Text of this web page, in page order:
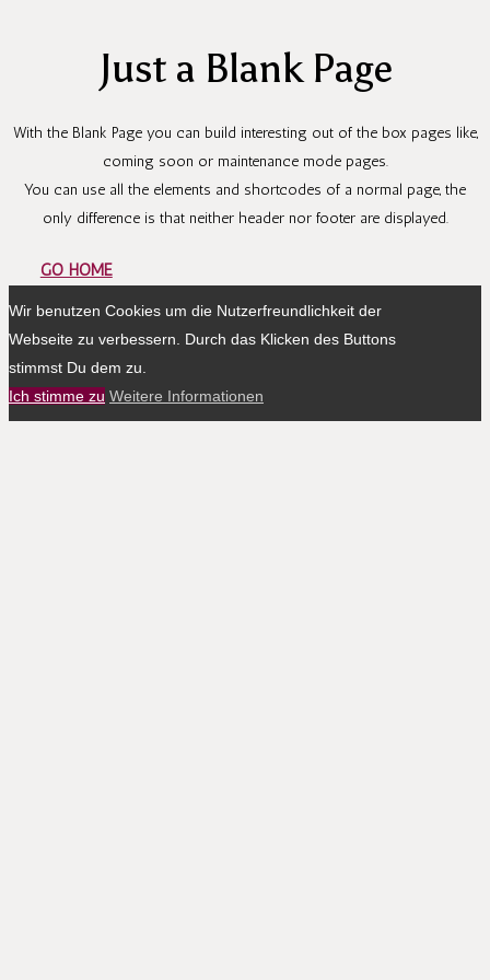
Just a Blank Page
With the Blank Page you can build interesting out of the box pages like,
coming soon or maintenance mode pages.
You can use all the elements and shortcodes of a normal page, the
only difference is that neither header nor footer are displayed.
GO HOME
Wir benutzen Cookies um die Nutzerfreundlichkeit der
Webseite zu verbessern. Durch das Klicken des Buttons
stimmst Du dem zu.
Ich stimme zu Weitere Informationen